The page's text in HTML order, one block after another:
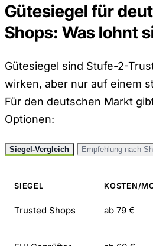
Gütesiegel für
Shops: Was lohnt
Gütesiegel sind Stufe-2-
wirken, aber nur auf einem
Für den deutschen Markt
Optionen:
Siegel-Vergleich Empfehlung nach
SIEGEL KOSTEN/
Trusted Shops ab 79 €